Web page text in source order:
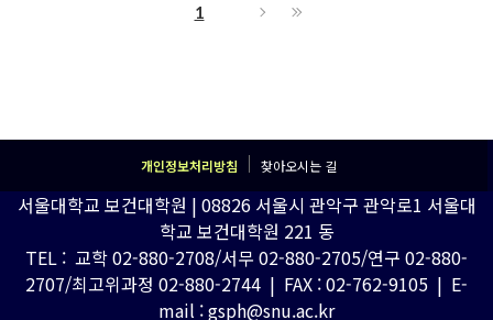
1
개인정보처리방침 찾아오시는 길
서울대학교 보건대학원 | 08826 서울시 관악구 관악로1 서울대
학교 보건대학원 221 동
TEL : 교학 02-880-2708/서무 02-880-2705/연구 02-880-
2707/최고위과정 02-880-2744 | FAX : 02-762-9105 | E-
mail : gsph@snu.ac.kr